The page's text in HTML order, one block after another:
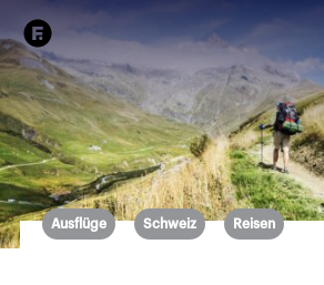
Ausflüge Schweiz Reisen